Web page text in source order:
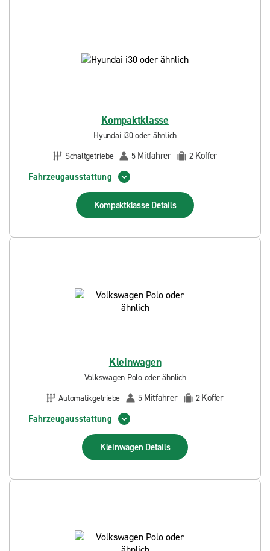
Kompaktklasse
Hyundai i30 oder ähnlich
Schaltgetriebe
5 Mitfahrer 2 Koffer
Fahrzeugausstattung
Kompaktklasse Details
Kleinwagen
Volkswagen Polo oder ähnlich
Automatikgetriebe
5 Mitfahrer 2Koffer
Fahrzeugausstattung
Kleinwagen Details